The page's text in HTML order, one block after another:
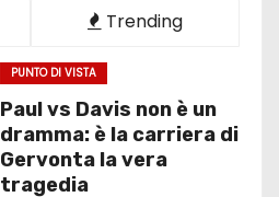
Trending
PUNTO DI VISTA
Paul vs Davis non è un
dramma: è la carriera di
Gervonta la vera
tragedia